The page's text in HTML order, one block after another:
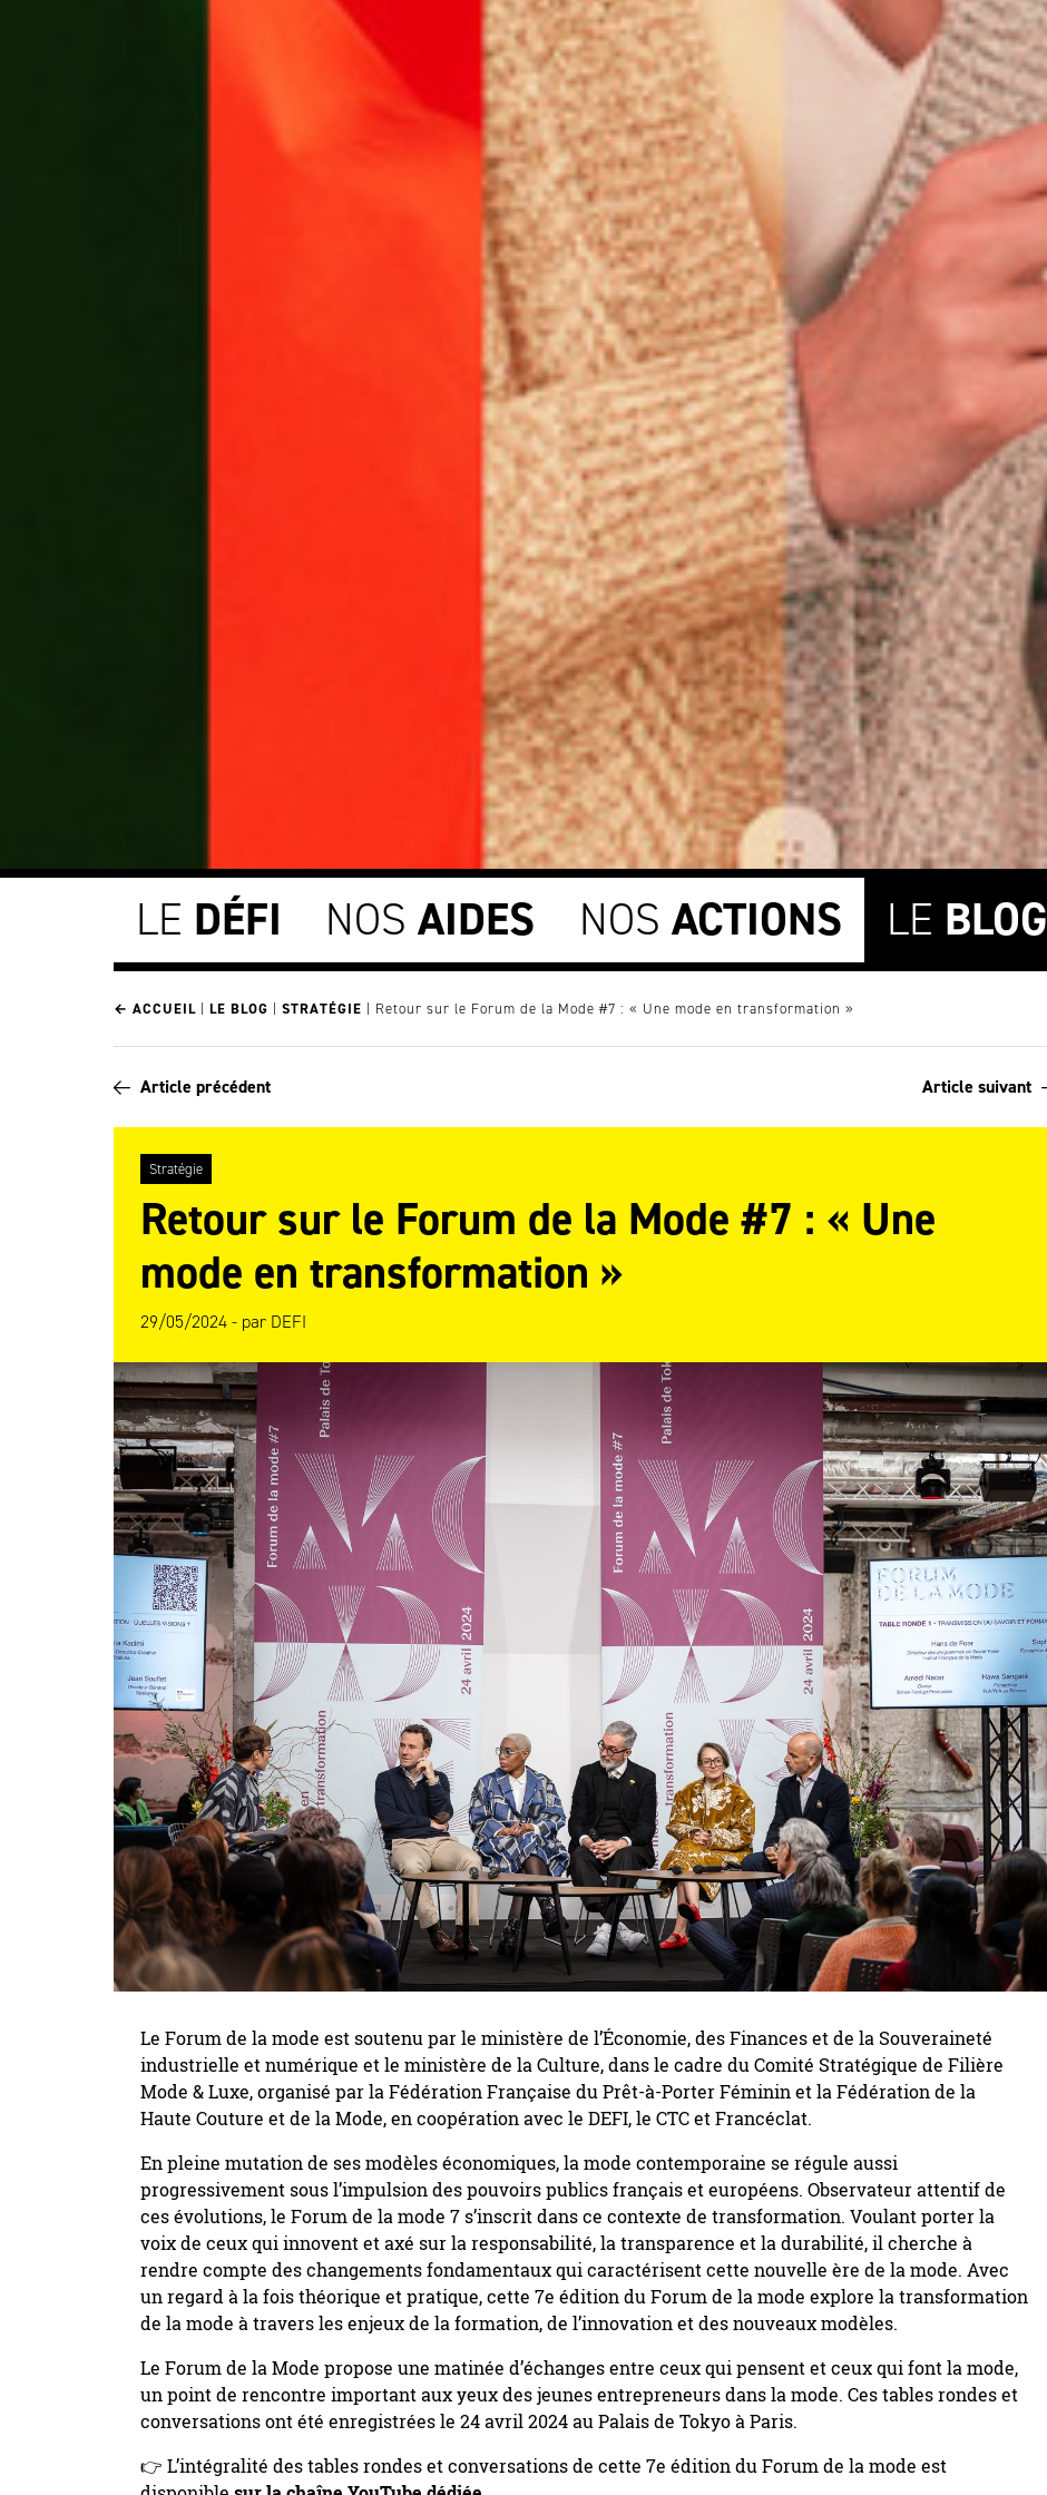
LE DÉFI NOSAIDES NOS ACTIONS LE BLOG
← ACCUEIL | LE BLOG | STRATÉGIE | Retour sur le Forum de la Mode #7 : « Une mode en transformation »
Article précédent Article suivant
Stratégie
Retour sur le Forum de la Mode #7 : « Une
mode en transformation »
29/05/2024 - par DEFI
Le Forum de la mode est soutenu par le ministère de l’Économie, des Finances et de la Souveraineté
industrielle et numérique et le ministère de la Culture, dans le cadre du Comité Stratégique de Filière
Mode & Luxe, organisé par la Fédération Française du Prêt-à-Porter Féminin et la Fédération de la
Haute Couture et de la Mode, en coopération avec le DEFI, le CTC et Francéclat.
En pleine mutation de ses modèles économiques, la mode contemporaine se régule aussi
progressivement sous l’impulsion des pouvoirs publics français et européens. Observateur attentif de
ces évolutions, le Forum de la mode 7 s’inscrit dans ce contexte de transformation. Voulant porter la
voix de ceux qui innovent et axé sur la responsabilité, la transparence et la durabilité, il cherche à
rendre compte des changements fondamentaux qui caractérisent cette nouvelle ère de la mode. Avec
un regard à la fois théorique et pratique, cette 7e édition du Forum de la mode explore la transformation
de la mode à travers les enjeux de la formation, de l’innovation et des nouveaux modèles.
Le Forum de la Mode propose une matinée d’échanges entre ceux qui pensent et ceux qui font la mode,
un point de rencontre important aux yeux des jeunes entrepreneurs dans la mode. Ces tables rondes et
conversations ont été enregistrées le 24 avril 2024 au Palais de Tokyo à Paris.
👉 L’intégralité des tables rondes et conversations de cette 7e édition du Forum de la mode est